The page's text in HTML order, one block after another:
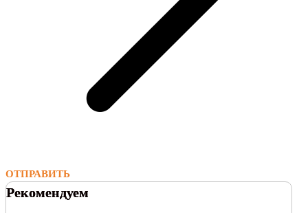
ОТПРАВИТЬ
Рекомендуем